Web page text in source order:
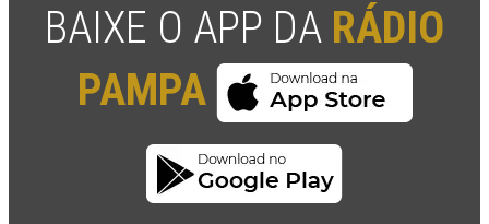
BAIXE O APP DA RÁDIO
PAMPA